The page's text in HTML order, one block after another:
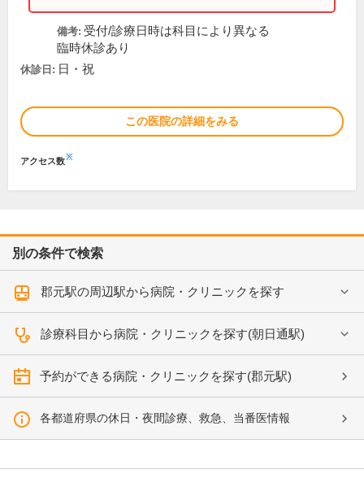
備考: 受付/診療日時は科目により異なる
臨時休診あり
休診日: 日・祝
この医院の詳細をみる
アクセス数※
別の条件で検索
郡元駅の周辺駅から病院・クリニックを探す
診療科目から病院・クリニックを探す(朝日通駅)
予約ができる病院・クリニックを探す(郡元駅)
各都道府県の休日・夜間診療、救急、当番医情報